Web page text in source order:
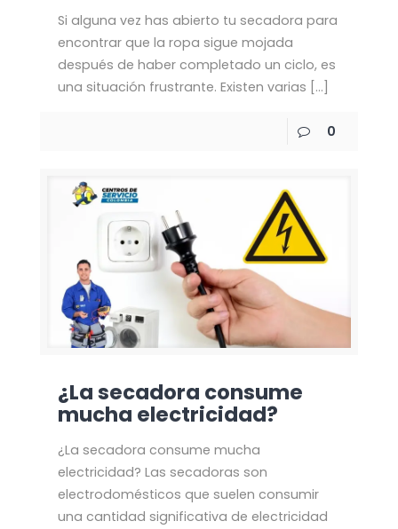
Si alguna vez has abierto tu secadora para
encontrar que la ropa sigue mojada
después de haber completado un ciclo, es
una situación frustrante. Existen varias […]
0
¿La secadora consume
mucha electricidad?
¿La secadora consume mucha
electricidad? Las secadoras son
electrodomésticos que suelen consumir
una cantidad significativa de electricidad